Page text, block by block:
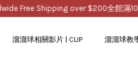
Free Shipping over $200全館滿1000
溜溜球相關影片 | CLIP 溜溜球教